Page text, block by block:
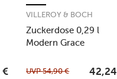
€
Zuckerdose 0,29 l
Modern Grace
VILLEROY & BOCH
UVP54,90 € 42,24